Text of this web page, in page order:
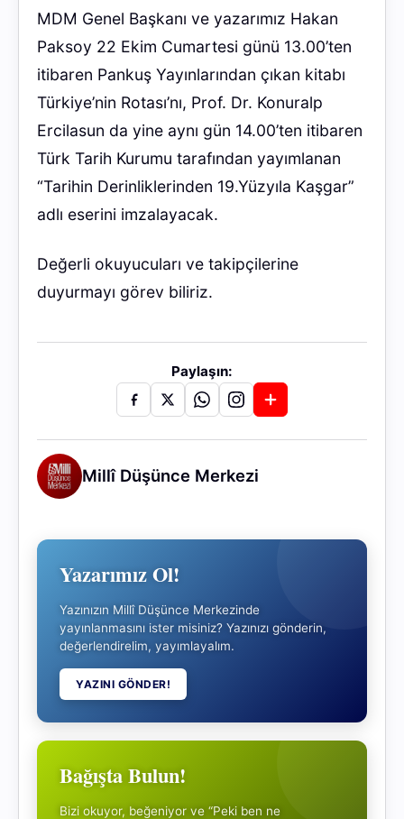
MDM Genel Başkanı ve yazarımız Hakan
Paksoy 22 Ekim Cumartesi günü 13.00’ten
itibaren Pankuş Yayınlarından çıkan kitabı
Türkiye’nin Rotası’nı, Prof. Dr. Konuralp
Ercilasun da yine aynı gün 14.00’ten itibaren
Türk Tarih Kurumu tarafından yayımlanan
“Tarihin Derinliklerinden 19.Yüzyıla Kaşgar”
adlı eserini imzalayacak.
Değerli okuyucuları ve takipçilerine
duyurmayı görev biliriz.
Paylaşın:
Millî Düşünce Merkezi
Yazarımız Ol!
Yazınızın Millî Düşünce Merkezinde
yayınlanmasını ister misiniz? Yazınızı gönderin,
değerlendirelim, yayımlayalım.
YAZINI GÖNDER!
Bağışta Bulun!
Bizi okuyor, beğeniyor ve “Peki ben ne